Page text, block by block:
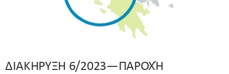
ΔΙΑΚΗΡΥΞΗ 6/2023—ΠΑΡΟΧΉ